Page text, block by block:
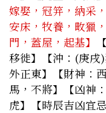
嫁娶，冠笄，納采
安床，牧養，畋獵
門，蓋屋，起基】
移徙】【沖：(庚戌
外正東】【財神：
馬，不將】【凶神
虎】
【時辰吉凶宜